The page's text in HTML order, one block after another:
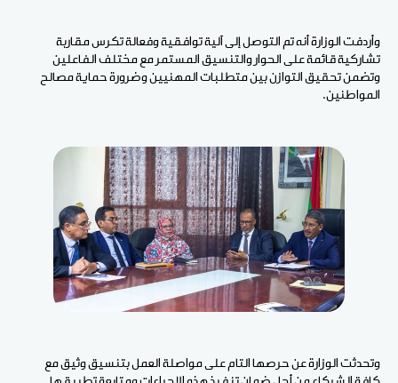
وأردفت الوزارة أنه تم التوصل إلى آلية توافقية وفعالة تكرس مقاربة
تشاركية قائمة على الحوار والتنسيق المستمر مع مختلف الفاعلين
وتضمن تحقيق التوازن بين متطلبات المهنيين وضرورة حماية مصالح
المواطنين.
وتحدثت الوزارة عن حرصها التام على مواصلة العمل بتنسيق وثيق مع